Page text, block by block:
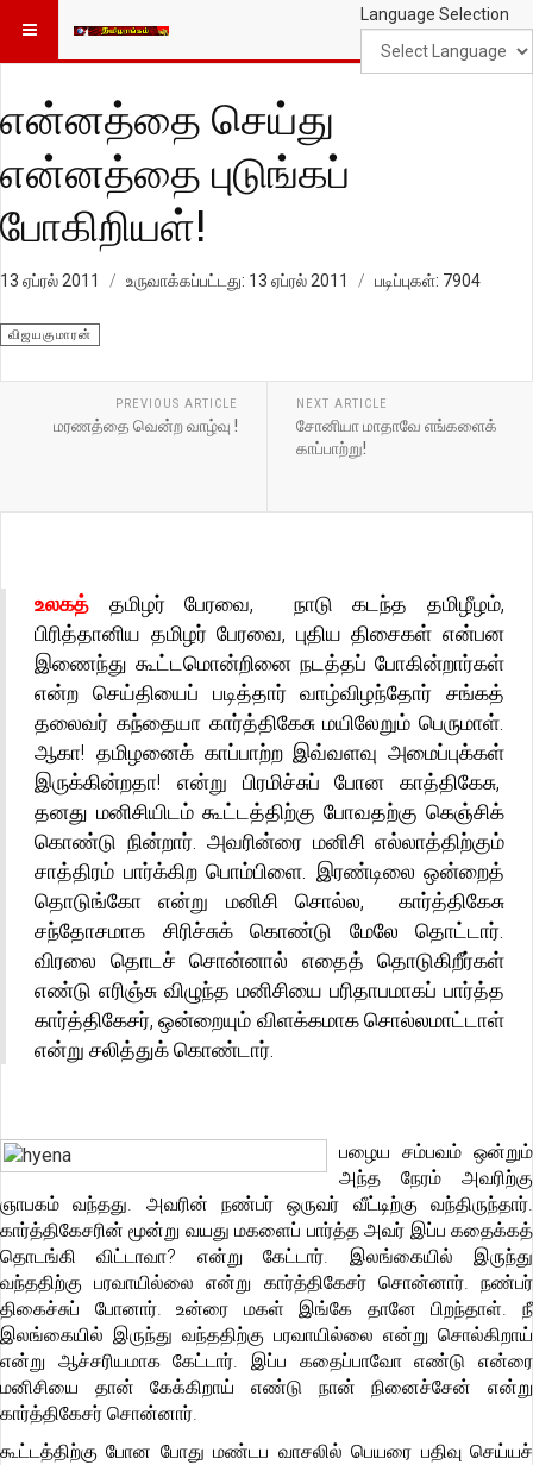
Language Selection
என்னத்தை செய்து
என்னத்தை புடுங்கப்
போகிறியள்!
13 ஏப்ரல் 2011 உருவாக்கப்பட்டது: 13 ஏப்ரல் 2011 படிப்புகள்: 7904
விஜயகுமாரன்
PREVIOUS ARTICLE
மரணத்தை வென்ற வாழ்வு !
NEXT ARTICLE
சோனியா மாதாவே எங்களைக்
காப்பாற்று!
உலகத்
தமிழர் பேரவை, நாடு கடந்த தமிழீழம்,
பிரித்தானிய தமிழர் பேரவை, புதிய திசைகள் என்பன
இணைந்து கூட்டமொன்றினை நடத்தப் போகின்றார்கள்
என்ற செய்தியைப் படித்தார் வாழ்விழந்தோர் சங்கத்
தலைவர் கந்தையா கார்த்திகேசு மயிலேறும் பெருமாள்.
ஆகா! தமிழனைக் காப்பாற்ற இவ்வளவு அமைப்புக்கள்
இருக்கின்றதா! என்று பிரமிச்சுப் போன காத்திகேசு,
தனது மனிசியிடம் கூட்டத்திற்கு போவதற்கு கெஞ்சிக்
கொண்டு நின்றார். அவரின்ரை மனிசி எல்லாத்திற்கும்
சாத்திரம் பார்க்கிற பொம்பிளை. இரண்டிலை ஒன்றைத்
தொடுங்கோ என்று மனிசி சொல்ல, கார்த்திகேசு
சந்தோசமாக சிரிச்சுக் கொண்டு மேலே தொட்டார்.
விரலை தொடச் சொன்னால் எதைத் தொடுகிறீர்கள்
எண்டு எரிஞ்சு விழுந்த மனிசியை பரிதாபமாகப் பார்த்த
கார்த்திகேசர், ஒன்றையும் விளக்கமாக சொல்லமாட்டாள்
என்று சலித்துக் கொண்டார்.
பழைய சம்பவம் ஒன்றும்
அந்த நேரம் அவரிற்கு
ஞாபகம் வந்தது. அவரின் நண்பர் ஒருவர் வீட்டிற்கு வந்திருந்தார்.
கார்த்திகேசரின் மூன்று வயது மகளைப் பார்த்த அவர் இப்ப கதைக்கத்
தொடங்கி விட்டாவா? என்று கேட்டார். இலங்கையில் இருந்து
வந்ததிற்கு பரவாயில்லை என்று கார்த்திகேசர் சொன்னார். நண்பர்
திகைச்சுப் போனார். உன்ரை மகள் இங்கே தானே பிறந்தாள். நீ
இலங்கையில் இருந்து வந்ததிற்கு பரவாயில்லை என்று சொல்கிறாய்
என்று ஆச்சரியமாக கேட்டார். இப்ப கதைப்பாவோ எண்டு என்ரை
மனிசியை தான் கேக்கிறாய் எண்டு நான் நினைச்சேன் என்று
கார்த்திகேசர் சொன்னார்.
கூட்டத்திற்கு போன போது மண்டப வாசலில் பெயரை பதிவு செய்யச்